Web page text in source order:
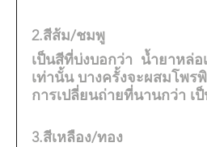
2.สีส้ม/ชมพู
เป็นสีที่บ่งบอกว่า  น้ำยาหล่
เท่านั้น บางครั้งจะผสมโพร
การเปลี่ยนถ่ายที่นานกว่า
3.สีเหลือง/ทอง